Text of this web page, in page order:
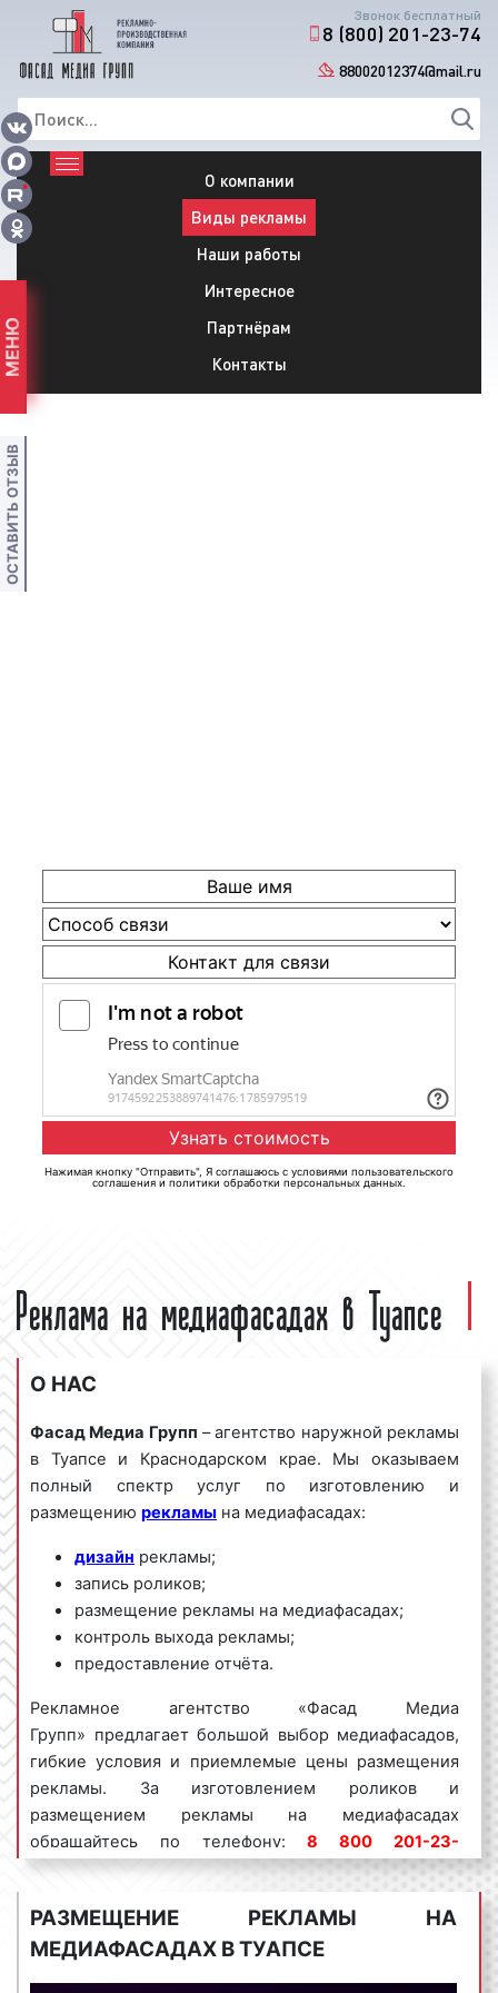
Звонок бесплатный
8 (800) 201-23-74
88002012374@mail.ru
О компании
Виды рекламы
Наши работы
Интересное
Партнёрам
Контакты
Нажимая кнопку "Отправить", Я соглашаюсь с условиями пользовательского
соглашения и политики обработки персональных данных
Реклама на медиафасадах в Туапсе
О НАС
Фасад Медиа Групп – агентство наружной рекламы
в Туапсе и Краснодарском крае. Мы оказываем
полный спектр услуг по изготовлению и
размещению рекламы на медиафасадах:
дизайн рекламы;
запись роликов;
размещение рекламы на медиафасадах;
контроль выхода рекламы;
предоставление отчёта.
Рекламное агентство «Фасад Медиа
Групп» предлагает большой выбор медиафасадов,
гибкие условия и приемлемые цены размещения
рекламы. За изготовлением роликов и
размещением рекламы на медиафасадах
обращайтесь по телефону:8 800 201-23-
74 или оставьте заявку на сайте. Размещение
рекламы на медиафасадах «под ключ»
гарантируем!
Реклама на медиафасадах пользуется
РАЗМЕЩЕНИЕ РЕКЛАМЫ НА
МЕДИАФАСАДАХ В ТУАПСЕ
МЕНЮ
ОСТАВИТЬ ОТЗЫВ